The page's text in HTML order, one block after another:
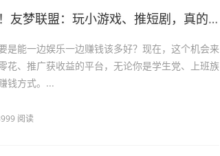
梦联盟：玩小游戏、推短剧，真的不难！
是能一边娱乐一边赚钱该多好？现在，这个机会来
花、推广获收益的平台，无论你是学生党、上班族
钱方式。...
阅读